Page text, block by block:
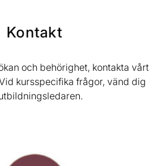
Kontakt
och behörighet, kontakta vårt
kursspecifika frågor, vänd dig